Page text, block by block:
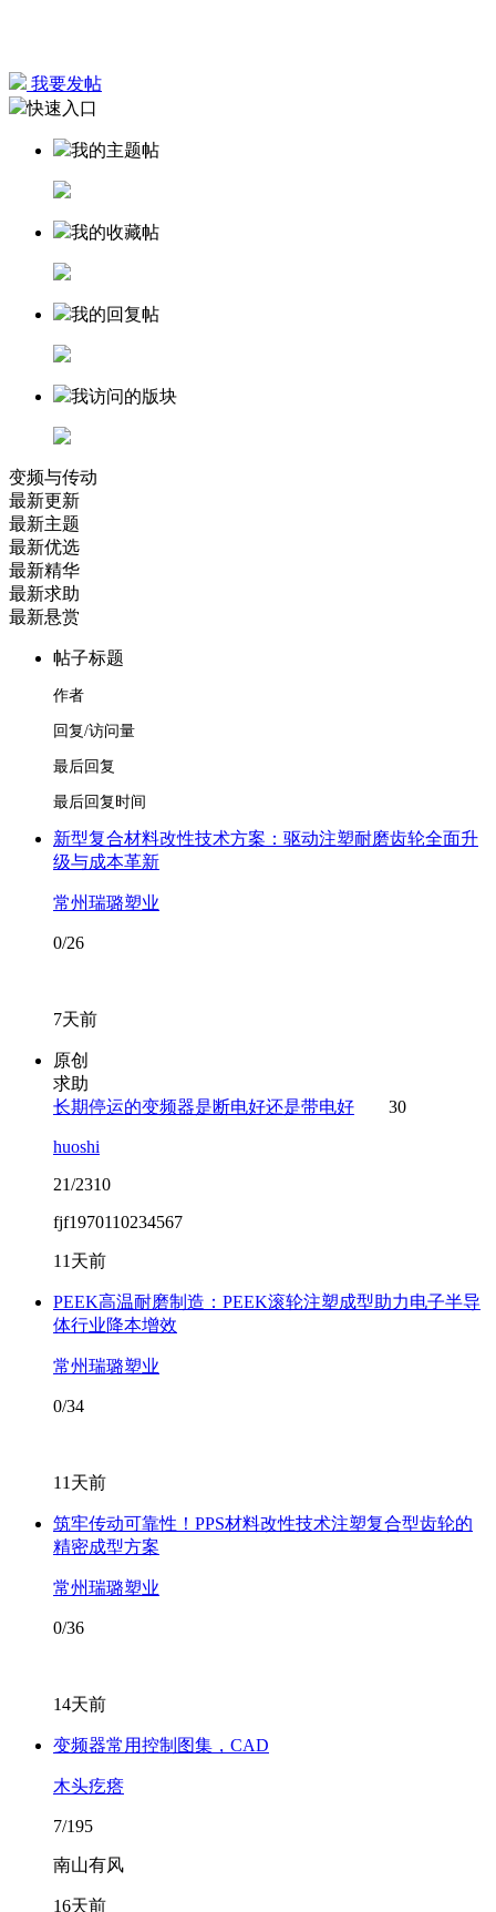
我要发帖
快速入口
我的主题帖
我的收藏帖
我的回复帖
我访问的版块
变频与传动
最新更新
最新主题
最新优选
最新精华
最新求助
最新悬赏
帖子标题
作者
回复/访问量
最后回复
最后回复时间
新型复合材料改性技术方案：驱动注塑耐磨齿轮全面升
级与成本革新
常州瑞璐塑业
0/26
7天前
原创
求助
长期停运的变频器是断电好还是带电好
30
huoshi
21/2310
fjf1970110234567
11天前
PEEK高温耐磨制造：PEEK滚轮注塑成型助力电子半导
体行业降本增效
常州瑞璐塑业
0/34
11天前
筑牢传动可靠性！PPS材料改性技术注塑复合型齿轮的
精密成型方案
常州瑞璐塑业
0/36
14天前
变频器常用控制图集，CAD
木头疙瘩
7/195
南山有风
16天前